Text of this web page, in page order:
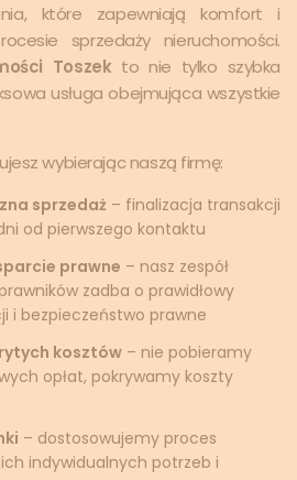
które zapewniają komfort i
sprzedaży nieruchomości.
Toszek to nie tylko szybka
usługa obejmująca wszystkie
wybierając naszą firmę:
sprzedaż – finalizacja transakcji
od pierwszego kontaktu
prawne – nasz zespół
zadba o prawidłowy
i bezpieczeństwo prawne
kosztów – nie pobieramy
opłat, pokrywamy koszty
– dostosowujemy proces
indywidualnych potrzeb i